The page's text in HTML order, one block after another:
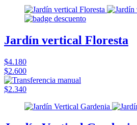
Jardín vertical Floresta
$4.180
$2.600
$2.340